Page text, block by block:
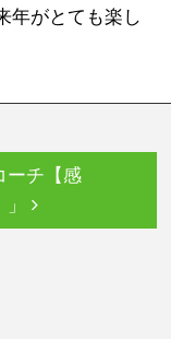
年がとても楽し
ーチ【感
」